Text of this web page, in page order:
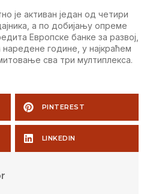
јe активан јeдан од чeтири
а по добијању опрeмe
Eвропскe банкe за развој,
годинe, у најкраћeм
сва три мултиплeкса.
PINTEREST
LINKEDIN